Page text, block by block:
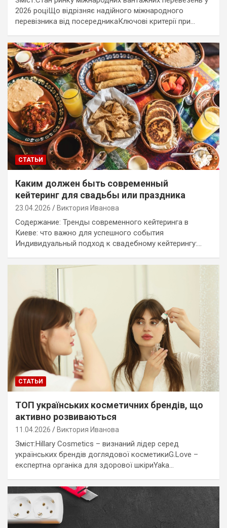
2026 роціЩо відрізняє надійного міжнародного
перевізника від посередникаКлючові критерії при…
СТАТЬИ
Каким должен быть современный
кейтеринг для свадьбы или праздника
23.04.2026 Виктория Иванова
Содержание: Тренды современного кейтеринга в
Киеве: что важно для успешного события
Индивидуальный подход к свадебному кейтерингу:…
СТАТЬИ
ТОП українських косметичних брендів, що
активно розвиваються
11.04.2026 Виктория Иванова
Зміст:Hillary Cosmetics – визнаний лідер серед
українських брендів доглядової косметикиG.Love –
експертна органіка для здорової шкіриYaka…